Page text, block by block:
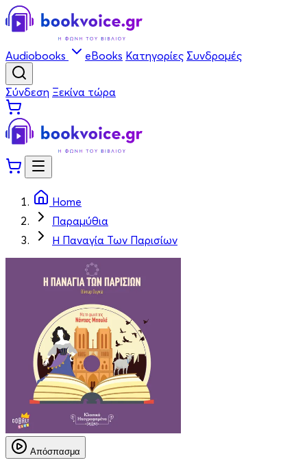
Audiobooks eBooks Κατηγορίες Συνδρομές
Σύνδεση Ξεκίνα τώρα
Home
Παραμύθια
Η Παναγία Των Παρισίων
Απόσπασμα